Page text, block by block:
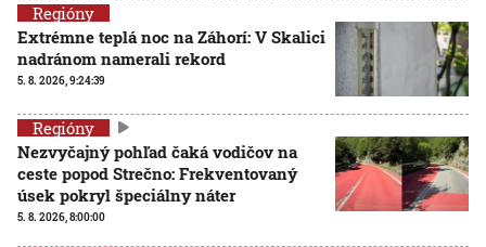
Regióny
Extrémne teplá noc na Záhorí: V Skalici
nadránom namerali rekord
5. 8. 2026, 9:24:39
Regióny
Nezvyčajný pohľad čaká vodičov na
ceste popod Strečno: Frekventovaný
úsek pokryl špeciálny náter
5. 8. 2026, 8:00:00